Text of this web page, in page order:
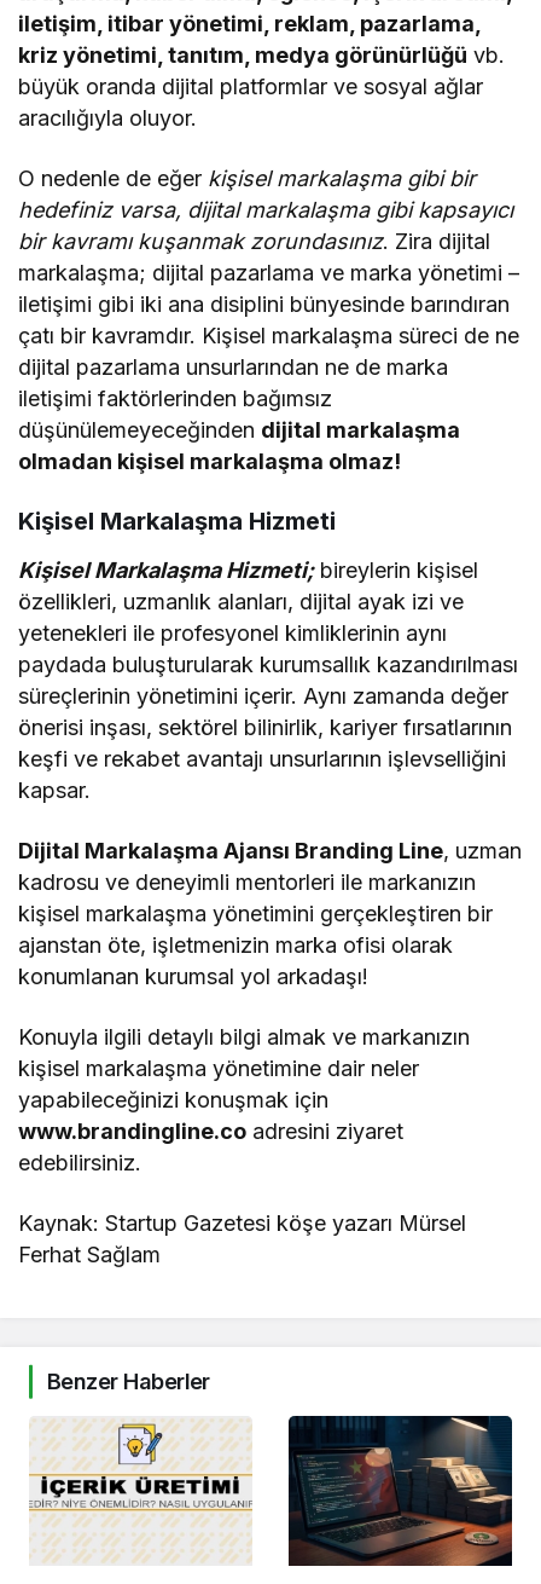
iletişim, itibar yönetimi, reklam, pazarlama,
kriz yönetimi, tanıtım, medya görünürlüğü vb.
büyük oranda dijital platformlar ve sosyal ağlar
aracılığıyla oluyor.
O nedenle de eğer kişisel markalaşma gibi bir
hedefiniz varsa, dijital markalaşma gibi kapsayıcı
bir kavramı kuşanmak zorundasınız. Zira dijital
markalaşma; dijital pazarlama ve marka yönetimi –
iletişimi gibi iki ana disiplini bünyesinde barındıran
çatı bir kavramdır. Kişisel markalaşma süreci de ne
dijital pazarlama unsurlarından ne de marka
iletişimi faktörlerinden bağımsız
düşünülemeyeceğinden dijital markalaşma
olmadan kişisel markalaşma olmaz!
Kişisel Markalaşma Hizmeti
Kişisel Markalaşma Hizmeti; bireylerin kişisel
özellikleri, uzmanlık alanları, dijital ayak izi ve
yetenekleri ile profesyonel kimliklerinin aynı
paydada buluşturularak kurumsallık kazandırılması
süreçlerinin yönetimini içerir. Aynı zamanda değer
önerisi inşası, sektörel bilinirlik, kariyer fırsatlarının
keşfi ve rekabet avantajı unsurlarının işlevselliğini
kapsar.
Dijital Markalaşma Ajansı Branding Line, uzman
kadrosu ve deneyimli mentorleri ile markanızın
kişisel markalaşma yönetimini gerçekleştiren bir
ajanstan öte, işletmenizin marka ofisi olarak
konumlanan kurumsal yol arkadaşı!
Konuyla ilgili detaylı bilgi almak ve markanızın
kişisel markalaşma yönetimine dair neler
yapabileceğinizi konuşmak için
www.brandingline.co adresini ziyaret
edebilirsiniz.
Kaynak: Startup Gazetesi köşe yazarı Mürsel
Ferhat Sağlam
Benzer Haberler